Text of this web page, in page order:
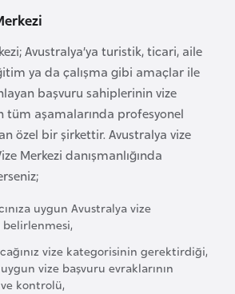
Avustralya’ya turistik, ticari, aile
ya da çalışma gibi amaçlar ile
başvuru sahiplerinin vize
tüm aşamalarında profesyonel
özel bir şirkettir. Avustralya vize
Merkezi danışmanlığında
uygun Avustralya vize
vize kategorisinin gerektirdiği,
vize başvuru evraklarının
ve kontrolü,